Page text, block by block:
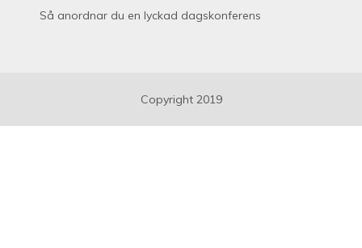
Så anordnar du en lyckad dagskonferens